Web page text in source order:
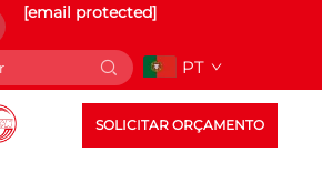
[email protected]
PT
SOLICITAR ORÇAMENTO